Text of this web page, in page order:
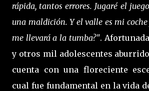
rápida, tantos errores. Jugaré el
una maldición. Y el valle es mi coche
me llevará a la tumba?".
y otros mil adolescentes
cuenta con una floreciente
cual fue fundamental en la vida